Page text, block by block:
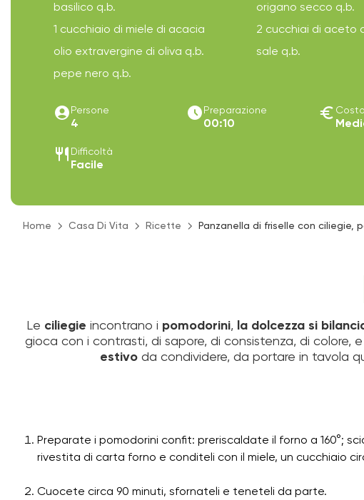
basilico q.b.
origano secco q.b.
1 cucchiaio di miele di acacia
2 cucchiai di aceto
olio extravergine di oliva q.b.
sale q.b.
pepe nero q.b.
account_circle Persone
4
access_time_filled Preparazione
00:10
euro Costo
restaurant Difficoltà
Facile
Home Casa Di Vita Ricette Panzanella di friselle con ciliegie,
Le ciliegie incontrano i pomodorini, la dolcezza si
gioca con i contrasti, di sapore, di consistenza, di colore,
estivoda condividere, da portare in tavola
Preparate i pomodorini confit: preriscaldate il forno a 160°;
rivestita di carta forno e conditeli con il miele, un cucchiaio
Cuocete circa 90 minuti, sfornateli e teneteli da parte.